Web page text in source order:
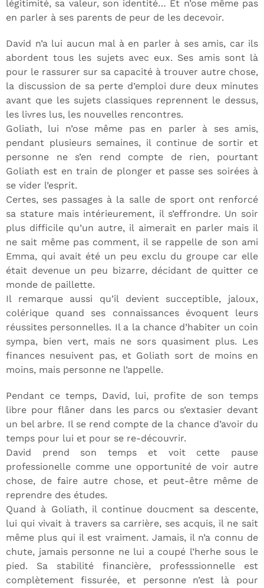
légitimité, sa valeur, son identité… Et n’ose même pas
en parler à ses parents de peur de les decevoir.
David n’a lui aucun mal à en parler à ses amis, car ils
abordent tous les sujets avec eux. Ses amis sont là
pour le rassurer sur sa capacité à trouver autre chose,
la discussion de sa perte d’emploi dure deux minutes
avant que les sujets classiques reprennent le dessus,
les livres lus, les nouvelles rencontres.
Goliath, lui n’ose même pas en parler à ses amis,
pendant plusieurs semaines, il continue de sortir et
personne ne s’en rend compte de rien, pourtant
Goliath est en train de plonger et passe ses soirées à
se vider l’esprit.
Certes, ses passages à la salle de sport ont renforcé
sa stature mais intérieurement, il s’effrondre. Un soir
plus difficile qu’un autre, il aimerait en parler mais il
ne sait même pas comment, il se rappelle de son ami
Emma, qui avait été un peu exclu du groupe car elle
était devenue un peu bizarre, décidant de quitter ce
monde de paillette.
Il remarque aussi qu’il devient succeptible, jaloux,
colérique quand ses connaissances évoquent leurs
réussites personnelles. Il a la chance d’habiter un coin
sympa, bien vert, mais ne sors quasiment plus. Les
finances nesuivent pas, et Goliath sort de moins en
moins, mais personne ne l’appelle.
Pendant ce temps, David, lui, profite de son temps
libre pour flâner dans les parcs ou s’extasier devant
un bel arbre. Il se rend compte de la chance d’avoir du
temps pour lui et pour se re-découvrir.
David prend son temps et voit cette pause
professionelle comme une opportunité de voir autre
chose, de faire autre chose, et peut-être même de
reprendre des études.
Quand à Goliath, il continue doucment sa descente,
lui qui vivait à travers sa carrière, ses acquis, il ne sait
même plus qui il est vraiment. Jamais, il n’a connu de
chute, jamais personne ne lui a coupé l’herhe sous le
pied. Sa stabilité financière, professsionnelle est
complètement fissurée, et personne n’est là pour